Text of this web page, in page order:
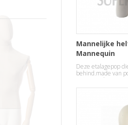
Mannelijke
Mannequin
Deze etalagepop
behind.made van
een staande pose.